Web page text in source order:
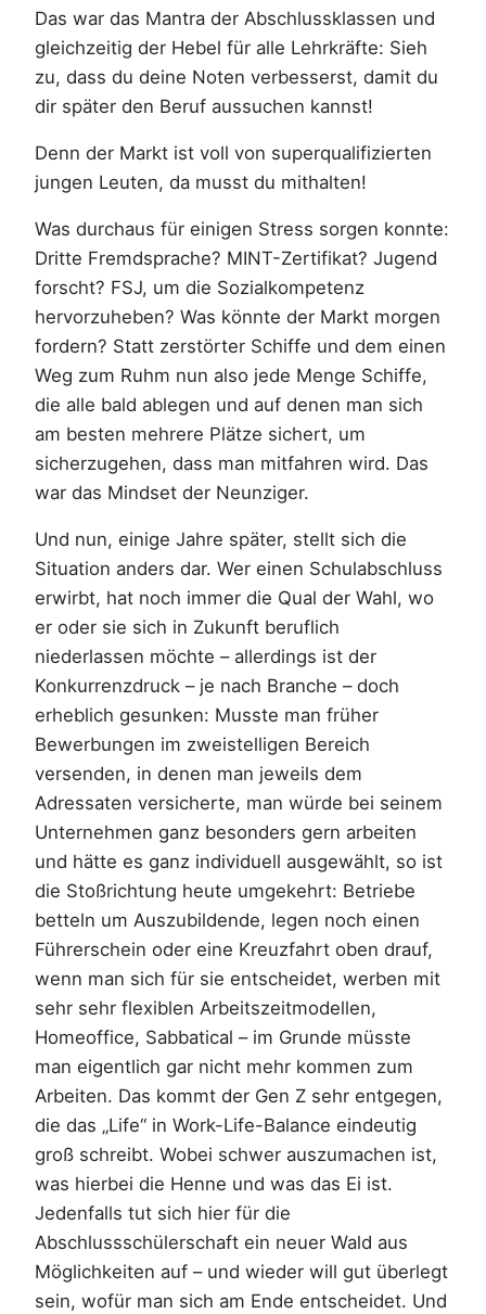
Das war das Mantra der Abschlussklassen und
gleichzeitig der Hebel für alle Lehrkräfte: Sieh
zu, dass du deine Noten verbesserst, damit du
dir später den Beruf aussuchen kannst!
Denn der Markt ist voll von superqualifizierten
jungen Leuten, da musst du mithalten!
Was durchaus für einigen Stress sorgen konnte:
Dritte Fremdsprache? MINT-Zertifikat? Jugend
forscht? FSJ, um die Sozialkompetenz
hervorzuheben? Was könnte der Markt morgen
fordern? Statt zerstörter Schiffe und dem einen
Weg zum Ruhm nun also jede Menge Schiffe,
die alle bald ablegen und auf denen man sich
am besten mehrere Plätze sichert, um
sicherzugehen, dass man mitfahren wird. Das
war das Mindset der Neunziger.
Und nun, einige Jahre später, stellt sich die
Situation anders dar. Wer einen Schulabschluss
erwirbt, hat noch immer die Qual der Wahl, wo
er oder sie sich in Zukunft beruflich
niederlassen möchte – allerdings ist der
Konkurrenzdruck – je nach Branche – doch
erheblich gesunken: Musste man früher
Bewerbungen im zweistelligen Bereich
versenden, in denen man jeweils dem
Adressaten versicherte, man würde bei seinem
Unternehmen ganz besonders gern arbeiten
und hätte es ganz individuell ausgewählt, so ist
die Stoßrichtung heute umgekehrt: Betriebe
betteln um Auszubildende, legen noch einen
Führerschein oder eine Kreuzfahrt oben drauf,
wenn man sich für sie entscheidet, werben mit
sehr sehr flexiblen Arbeitszeitmodellen,
Homeoffice, Sabbatical – im Grunde müsste
man eigentlich gar nicht mehr kommen zum
Arbeiten. Das kommt der Gen Z sehr entgegen,
die das „Life“ in Work-Life-Balance eindeutig
groß schreibt. Wobei schwer auszumachen ist,
was hierbei die Henne und was das Ei ist.
Jedenfalls tut sich hier für die
Abschlussschülerschaft ein neuer Wald aus
Möglichkeiten auf – und wieder will gut überlegt
sein, wofür man sich am Ende entscheidet. Und